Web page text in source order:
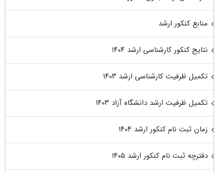
منابع کنکور ارشد
نتایج کنکور کارشناسی ارشد ۱۴۰۴
تکمیل ظرفیت کارشناسی ارشد ۱۴۰۳
تکمیل ظرفیت ارشد دانشگاه آزاد ۱۴۰۳
زمان ثبت نام کنکور ارشد ۱۴۰۴
دفترچه ثبت نام کنکور ارشد ۱۴۰۵